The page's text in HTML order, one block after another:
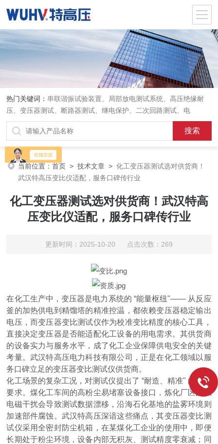
热门关键词： 串联谐振试验装置、局部放电测试系统、高压绝缘耐
压、变压器测试、断路器测试、继电保护、二次回路测试、电
当前位置：首页 >技术文章 >化工变压器测试选对供货商！
武汉特高压变比仪适配，服务口碑传行业
化工变压器测试选对供货商！武汉特高
压变比仪适配，服务口碑传行业
更新时间：2025-10-20 点击次数：269
在化工生产中，变压器是电力系统的 “能量枢纽"—— 从反应
釜的加热供电到精馏塔的精准控温，都依赖变压器稳定输出
电压，而变压器变比测试仪作为校准变比精度的核心工具，
直接决定变压器是否能适配化工设备的用电需求。其供货商
的设备实力与服务水平，成了化工企业保障供电安全的关键
考量。武汉特高压电力科技有限公司，正是在化工领域以服
务口碑立足的变压器变比测试仪供货商。
化工场景的复杂工况，对测试仪提出了 “耐造、精准" 的双重
要求。煤化工车间的高粉尘易堵塞设备接口，炼化厂区的强
电磁干扰会导致测试数据漂移，沿海石化基地的盐雾环境则
加速部件腐蚀。武汉特高压深谙这些痛点，其变压器变比测
试仪采用全密封防尘机箱，在某煤化工企业的使用中，即便
长期处于粉尘环境，设备内部无积灰、测试精度零衰减；同